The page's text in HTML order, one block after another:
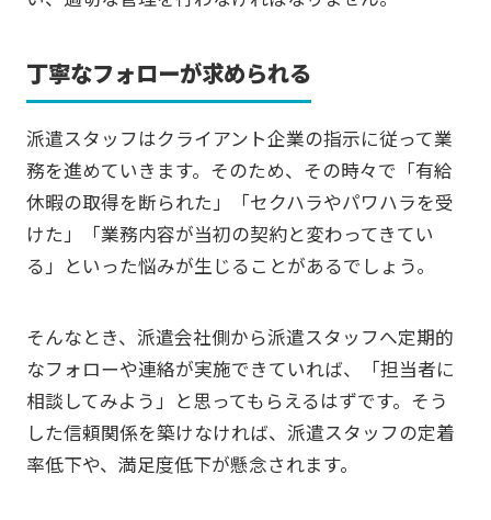
丁寧なフォローが求められる
派遣スタッフはクライアント企業の指示に従って業
務を進めていきます。そのため、その時々で「有給
休暇の取得を断られた」「セクハラやパワハラを受
けた」「業務内容が当初の契約と変わってきてい
る」といった悩みが生じることがあるでしょう。
そんなとき、派遣会社側から派遣スタッフへ定期的
なフォローや連絡が実施できていれば、「担当者に
相談してみよう」と思ってもらえるはずです。そう
した信頼関係を築けなければ、派遣スタッフの定着
率低下や、満足度低下が懸念されます。